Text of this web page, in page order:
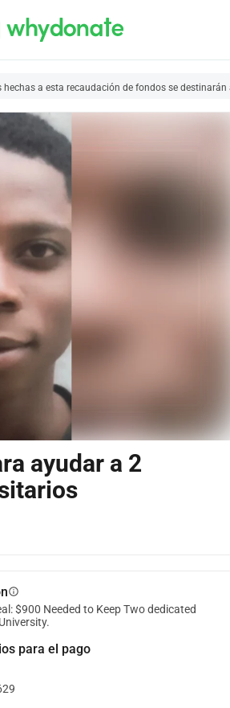
a esta recaudación de fondos se
ayudar a 2
info
$900 Needed to Keep Two dedicated
para el pago